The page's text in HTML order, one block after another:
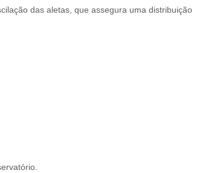
das aletas, que assegura uma distribuição